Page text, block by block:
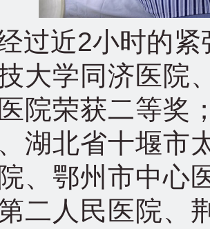
近2小时的紧
大学同济医院
院荣获二等奖
湖北省十堰市
、鄂州市中心
二人民医院、